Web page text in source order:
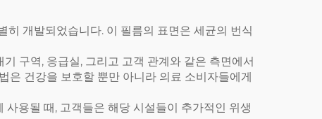
개발되었습니다. 이 필름의 표면은 세균의 번식
구역, 응급실, 그리고 고객 관계와 같은 측면에서
은 건강을 보호할 뿐만 아니라 의료 소비자들에게
용될 때, 고객들은 해당 시설들이 추가적인 위생